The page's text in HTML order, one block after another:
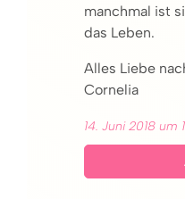
manchmal ist
das Leben.
Alles Liebe
Cornelia
14. Juni 2018 um